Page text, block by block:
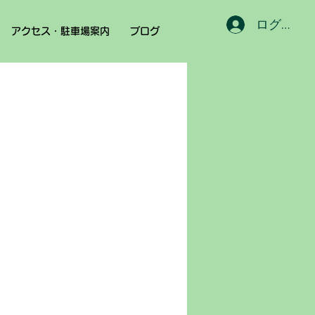
アクセス・駐車場案内 ブログ ログイン